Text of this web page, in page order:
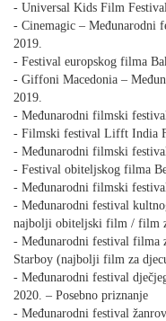
- Universal Kids Film
- Cinemagic – Međunarodni
2019.
- Festival europskog filma
- Giffoni Macedonia –
2019.
- Međunarodni filmski
- Filmski festival Lifft India
- Međunarodni filmski
- Festival obiteljskog filma
- Međunarodni filmski
- Međunarodni festival
najbolji obiteljski film / film
- Međunarodni festival filma
Starboy (najbolji film za
- Međunarodni festival
2020. – Posebno priznanje
- Međunarodni festival